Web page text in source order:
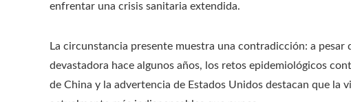
enfrentar una crisis sanitaria extendida.
La circunstancia presente muestra una contradicción: a pesar
devastadora hace algunos años, los retos epidemiológicos
de China y la advertencia de Estados Unidos destacan que la